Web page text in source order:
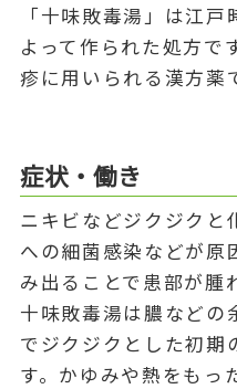
「十味敗毒湯」は江
よって作られた処方で
疹に用いられる漢方薬
症状・働き
ニキビなどジクジクと
への細菌感染などが原
み出ることで患部が腫
十味敗毒湯は膿などの
でジクジクとした初期
す。かゆみや熱をもっ